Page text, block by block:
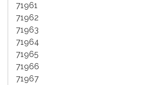
71961
71962
71963
71964
71965
71966
71967